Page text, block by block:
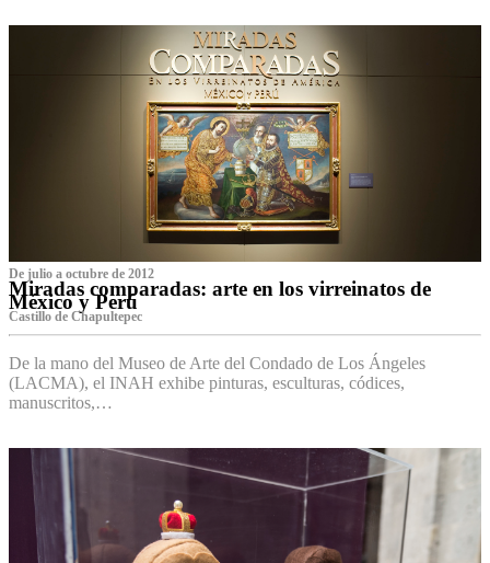
De julio a octubre de 2012
Miradas comparadas: arte en los virreinatos de
México y Perú
Castillo de Chapultepec
De la mano del Museo de Arte del Condado de Los Ángeles
(LACMA), el INAH exhibe pinturas, esculturas, códices,
manuscritos,…